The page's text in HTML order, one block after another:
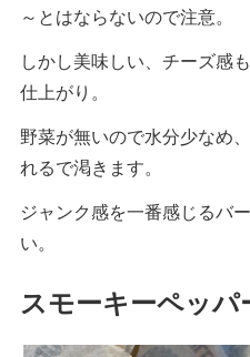
～とはならないので注意。
しかし美味しい、チーズ感
仕上がり。
野菜が無いので水分少なめ
れるで渇きます。
ジャンク感を一番感じるバ
い。
スモーキーペッパ